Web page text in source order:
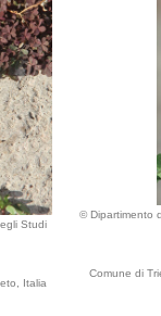
Studi
Italia
© Dipartimento
Comune di